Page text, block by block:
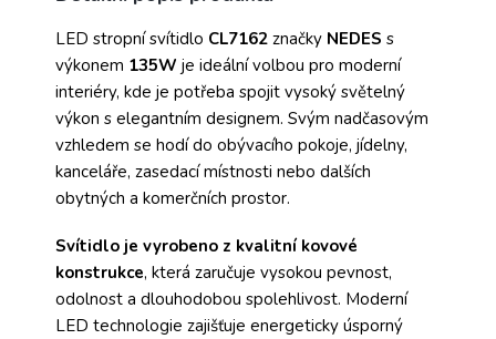
LED stropní svítidlo CL7162 značky NEDES s
výkonem 135W je ideální volbou pro moderní
interiéry, kde je potřeba spojit vysoký světelný
výkon s elegantním designem. Svým nadčasovým
vzhledem se hodí do obývacího pokoje, jídelny,
kanceláře, zasedací místnosti nebo dalších
obytných a komerčních prostor.
Svítidlo je vyrobeno z kvalitní kovové
konstrukce, která zaručuje vysokou pevnost,
odolnost a dlouhodobou spolehlivost. Moderní
LED technologie zajišťuje energeticky úsporný